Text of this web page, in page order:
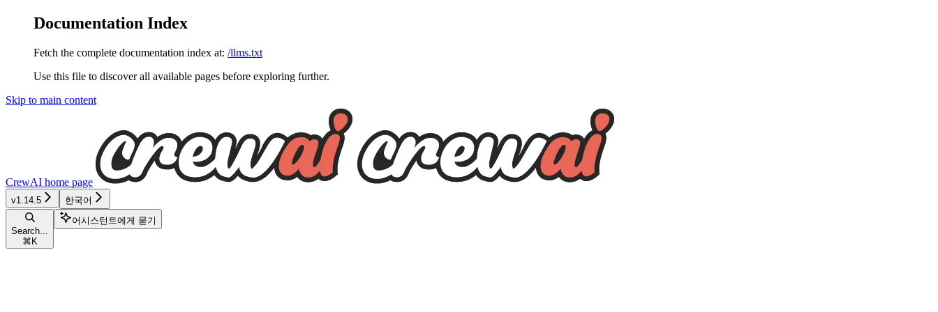
Documentation Index
Fetch the complete documentation index at: /llms.txt
Use this file to discover all available pages before exploring further.
Skip to main content
CrewAI home page
v1.14.5 한국어
Search...
⌘ K
어시스턴트에게 묻기